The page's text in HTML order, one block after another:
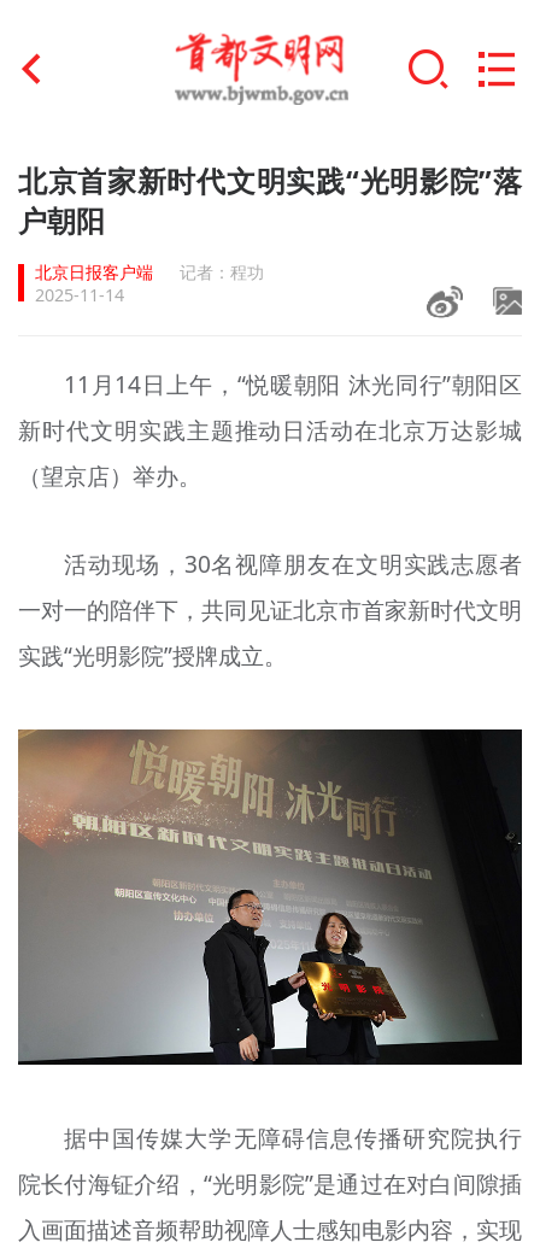
首页
文明创建
文明实践
未成年人思想道德建设
榜样人物
+
文明评论
北京宣传文化引导基金
专题
资料库
北京首家新时代文明实践“光明影院”落
户朝阳
北京日报客户端
记者：程功
2025-11-14
11月14日上午，“悦暖朝阳 沐光同行”朝阳区
新时代文明实践主题推动日活动在北京万达影城
（望京店）举办。
活动现场，30名视障朋友在文明实践志愿者
一对一的陪伴下，共同见证北京市首家新时代文明
实践“光明影院”授牌成立。
据中国传媒大学无障碍信息传播研究院执行
院长付海钲介绍，“光明影院”是通过在对白间隙插
入画面描述音频帮助视障人士感知电影内容，实现